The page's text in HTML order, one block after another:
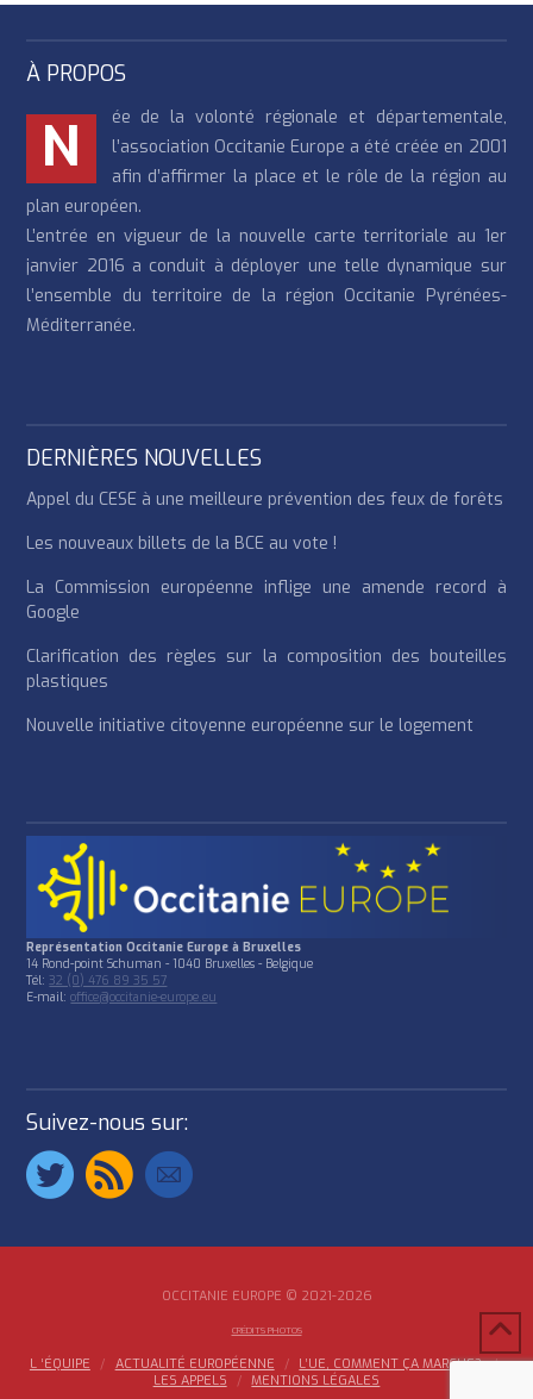
À PROPOS
N
ée de la volonté régionale et départementale,
l’association Occitanie Europe a été créée en 2001
afin d’affirmer la place et le rôle de la région au
plan européen.
L’entrée en vigueur de la nouvelle carte territoriale au 1er
janvier 2016 a conduit à déployer une telle dynamique sur
l’ensemble du territoire de la région Occitanie Pyrénées-
Méditerranée.
DERNIÈRES NOUVELLES
Appel du CESE à une meilleure prévention des feux de forêts
Les nouveaux billets de la BCE au vote !
La Commission européenne inflige une amende record à
Google
Clarification des règles sur la composition des bouteilles
plastiques
Nouvelle initiative citoyenne européenne sur le logement
Représentation Occitanie Europe à Bruxelles
14 Rond-point Schuman - 1040 Bruxelles - Belgique
Tél:32 (0) 476 89 35 57
E-mail:office@occitanie-europe.eu
Suivez-nous sur:
OCCITANIE EUROPE © 2021-2026
CRÉDITS PHOTOS
L ‘ÉQUIPE ACTUALITÉ EUROPÉENNE
L’UE, COMMENT ÇA MARCHE?
LES APPELS
MENTIONS LÉGALES